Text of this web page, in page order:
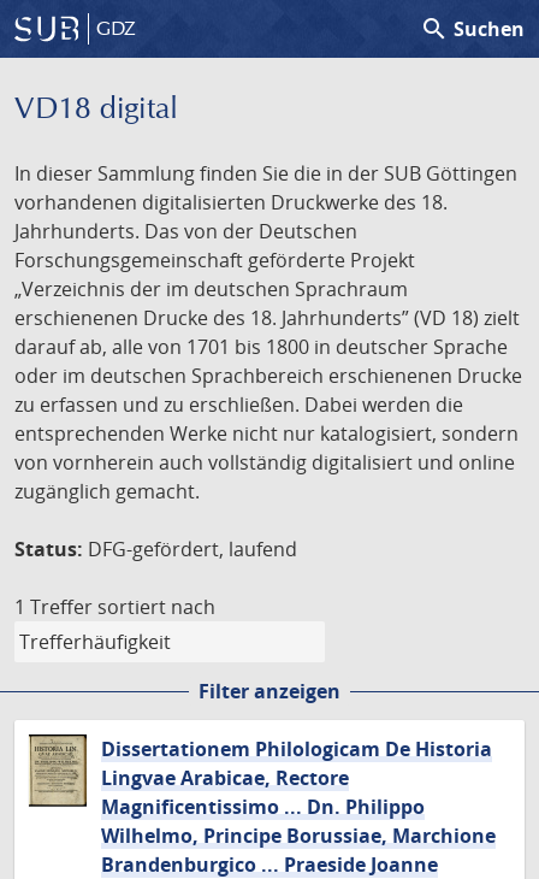
GDZ search Suchen
VD18 digital
In dieser Sammlung finden Sie die in der SUB Göttingen
vorhandenen digitalisierten Druckwerke des 18.
Jahrhunderts. Das von der Deutschen
Forschungsgemeinschaft geförderte Projekt
„Verzeichnis der im deutschen Sprachraum
erschienenen Drucke des 18. Jahrhunderts” (VD 18) zielt
darauf ab, alle von 1701 bis 1800 in deutscher Sprache
oder im deutschen Sprachbereich erschienenen Drucke
zu erfassen und zu erschließen. Dabei werden die
entsprechenden Werke nicht nur katalogisiert, sondern
von vornherein auch vollständig digitalisiert und online
zugänglich gemacht.
Status: DFG-gefördert, laufend
1 Treffer sortiert nach
Filter anzeigen
Dissertationem Philologicam De Historia
Lingvae Arabicae, Rectore
Magnificentissimo ... Dn. Philippo
Wilhelmo, Principe Borussiae, Marchione
Brandenburgico ... Praeside Joanne